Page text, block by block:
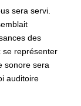
sera servi.
des
se représenter
sonore sera
auditoire